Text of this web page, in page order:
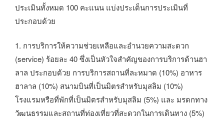
ประเมินทั้งหมด 100 คะแนน แบ่งประเด็นการประเมินที่
ประกอบด้วย
1. การบริการให้ความช่วยเหลือและอำนวยความสะดวก
(service) ร้อยละ 40 ซึ่งเป็นหัวใจสำคัญของการบริการด้านฮา
ลาล ประกอบด้วย การบริการสถานที่ละหมาด (10%) อาหาร
ฮาลาล (10%) สนามบินที่เป็นมิตรสำหรับมุสลิม (10%)
โรงแรมหรือที่พักที่เป็นมิตรสำหรับมุสลิม (5%) และ มรดกทาง
วัฒนธรรมและสถานที่ท่องเที่ยวที่สะดวกในการเดินทาง (5%)